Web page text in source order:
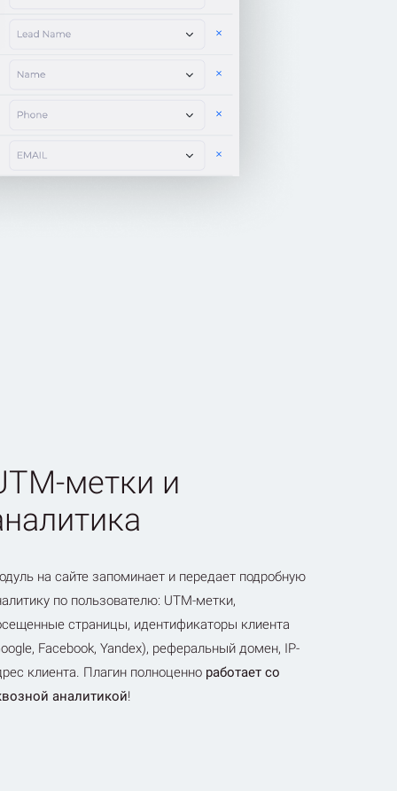
метки и
на сайте запоминает и передает подробную
по пользователю: UTM-метки,
страницы, идентификаторы клиента
Facebook, Yandex), реферальный домен, IP-
клиента. Плагин полноценно работает со
аналитикой!